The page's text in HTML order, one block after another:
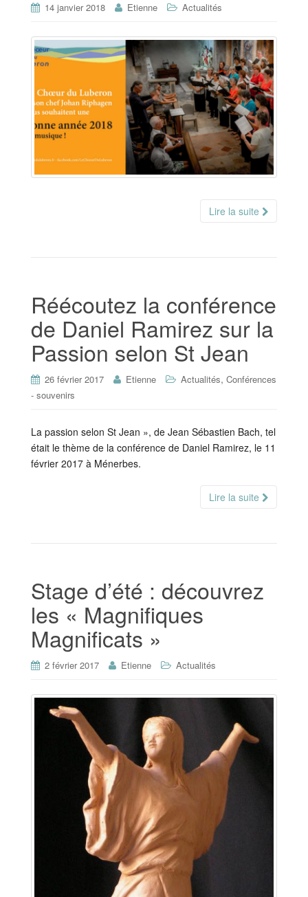
14 janvier 2018 Etienne Actualités
Lire la suite
Réécoutez la conférence
de Daniel Ramirez sur la
Passion selon St Jean
26 février 2017 Etienne Actualités, Conférences
- souvenirs
La passion selon St Jean », de Jean Sébastien Bach, tel
était le thème de la conférence de Daniel Ramirez, le 11
février 2017 à Ménerbes.
Lire la suite
Stage d’été : découvrez
les « Magnifiques
Magnificats »
2 février 2017 Etienne Actualités